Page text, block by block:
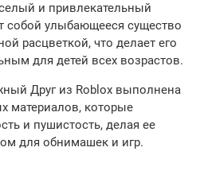
и привлекательный
собой улыбающееся существо
расцветкой, что делает его
для детей всех возрастов.
Друг из Roblox выполнена
материалов, которые
и пушистость, делая ее
для обнимашек и игр.
красок и привлекают